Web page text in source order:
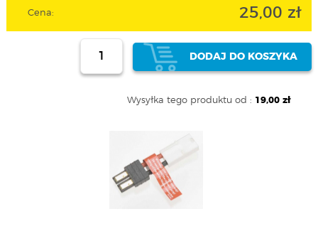
Cena: 25,00 zł
DODAJ DO KOSZYKA
Wysyłka tego produktu od : 19,00 zł